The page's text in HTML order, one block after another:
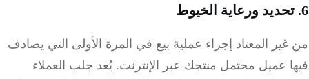
المعتاد إجراء عملية بيع في المرة الأولى التي يصادف
عميل محتمل منتجك عبر الإنترنت.يُعد جلب العملاء